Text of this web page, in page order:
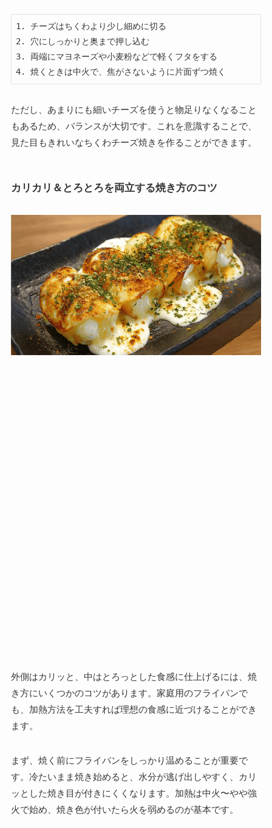
1. チーズはちくわより少し細めに切る
2. 穴にしっかりと奥まで押し込む
3. 両端にマヨネーズや小麦粉などで軽くフタをする
ただし、あまりにも細いチーズを使うと物足りなくなること
もあるため、バランスが大切です。これを意識することで、
見た目もきれいなちくわチーズ焼きを作ることができます。
カリカリ＆とろとろを両立する焼き方のコツ
外側はカリッと、中はとろっとした食感に仕上げるには、焼
き方にいくつかのコツがあります。家庭用のフライパンで
も、加熱方法を工夫すれば理想の食感に近づけることができ
ます。
まず、焼く前にフライパンをしっかり温めることが重要で
す。冷たいまま焼き始めると、水分が逃げ出しやすく、カリ
ッとした焼き目が付きにくくなります。加熱は中火〜やや強
火で始め、焼き色が付いたら火を弱めるのが基本です。